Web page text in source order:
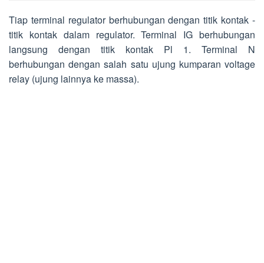
Tiap terminal regulator berhubungan dengan titik kontak -
titik kontak dalam regulator. Terminal IG berhubungan
langsung dengan titik kontak Pl 1. Terminal N
berhubungan dengan salah satu ujung kumparan voltage
relay (ujung lainnya ke massa).